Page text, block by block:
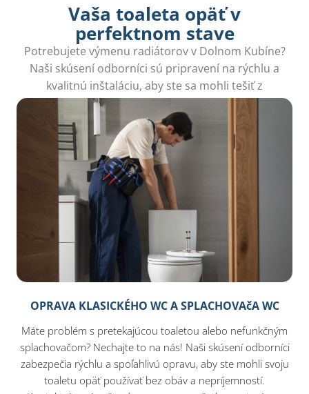
Vaša toaleta opäť v
perfektnom stave
Potrebujete výmenu radiátorov v Dolnom Kubíne?
Naši skúsení odborníci sú pripravení na rýchlu a
kvalitnú inštaláciu, aby ste sa mohli tešiť z
pohodlia svojho domova bez akýchkoľvek starostí.
OPRAVA KLASICKÉHO WC A SPLACHOVAčA WC
Máte problém s pretekajúcou toaletou alebo nefunkčným
splachovačom? Nechajte to na nás! Naši skúsení odborníci
zabezpečia rýchlu a spoľahlivú opravu, aby ste mohli svoju
toaletu opäť používať bez obáv a nepríjemností.